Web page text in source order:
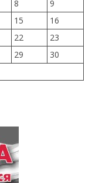
8
9
15
16
22
23
29
30